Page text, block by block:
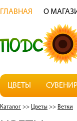
ГЛАВНАЯ О
ЦВЕТЫ
Каталог >> Цветы >> Ветки